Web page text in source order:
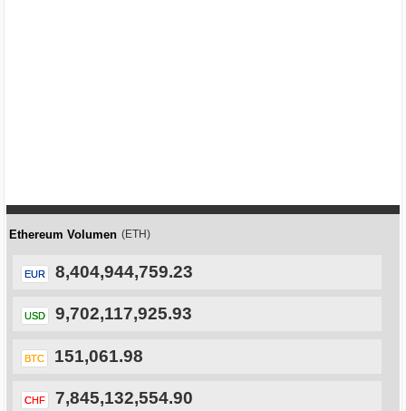
Ethereum Volumen (ETH)
EUR 8,404,944,759.23
USD 9,702,117,925.93
BTC 151,061.98
CHF 7,845,132,554.90